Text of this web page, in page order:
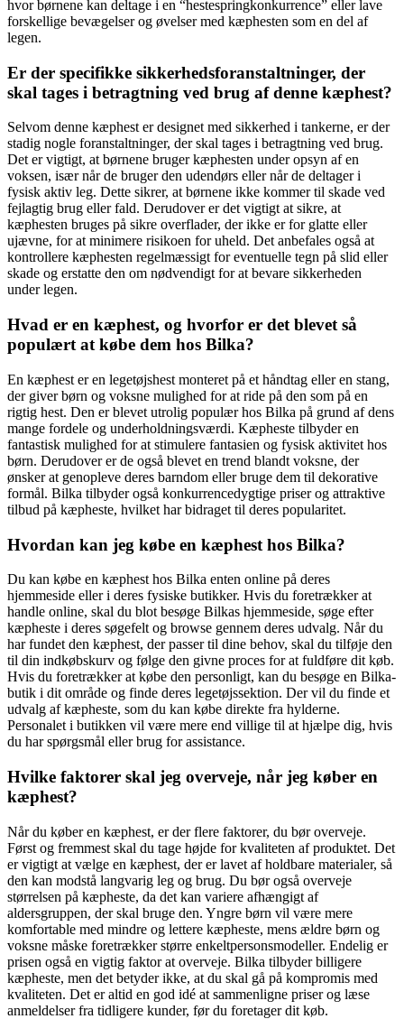
hvor børnene kan deltage i en “hestespringkonkurrence” eller lave
forskellige bevægelser og øvelser med kæphesten som en del af
legen.
Er der specifikke sikkerhedsforanstaltninger, der
skal tages i betragtning ved brug af denne kæphest?
Selvom denne kæphest er designet med sikkerhed i tankerne, er der
stadig nogle foranstaltninger, der skal tages i betragtning ved brug.
Det er vigtigt, at børnene bruger kæphesten under opsyn af en
voksen, især når de bruger den udendørs eller når de deltager i
fysisk aktiv leg. Dette sikrer, at børnene ikke kommer til skade ved
fejlagtig brug eller fald. Derudover er det vigtigt at sikre, at
kæphesten bruges på sikre overflader, der ikke er for glatte eller
ujævne, for at minimere risikoen for uheld. Det anbefales også at
kontrollere kæphesten regelmæssigt for eventuelle tegn på slid eller
skade og erstatte den om nødvendigt for at bevare sikkerheden
under legen.
Hvad er en kæphest, og hvorfor er det blevet så
populært at købe dem hos Bilka?
En kæphest er en legetøjshest monteret på et håndtag eller en stang,
der giver børn og voksne mulighed for at ride på den som på en
rigtig hest. Den er blevet utrolig populær hos Bilka på grund af dens
mange fordele og underholdningsværdi. Kæpheste tilbyder en
fantastisk mulighed for at stimulere fantasien og fysisk aktivitet hos
børn. Derudover er de også blevet en trend blandt voksne, der
ønsker at genopleve deres barndom eller bruge dem til dekorative
formål. Bilka tilbyder også konkurrencedygtige priser og attraktive
tilbud på kæpheste, hvilket har bidraget til deres popularitet.
Hvordan kan jeg købe en kæphest hos Bilka?
Du kan købe en kæphest hos Bilka enten online på deres
hjemmeside eller i deres fysiske butikker. Hvis du foretrækker at
handle online, skal du blot besøge Bilkas hjemmeside, søge efter
kæpheste i deres søgefelt og browse gennem deres udvalg. Når du
har fundet den kæphest, der passer til dine behov, skal du tilføje den
til din indkøbskurv og følge den givne proces for at fuldføre dit køb.
Hvis du foretrækker at købe den personligt, kan du besøge en Bilka-
butik i dit område og finde deres legetøjssektion. Der vil du finde et
udvalg af kæpheste, som du kan købe direkte fra hylderne.
Personalet i butikken vil være mere end villige til at hjælpe dig, hvis
du har spørgsmål eller brug for assistance.
Hvilke faktorer skal jeg overveje, når jeg køber en
kæphest?
Når du køber en kæphest, er der flere faktorer, du bør overveje.
Først og fremmest skal du tage højde for kvaliteten af produktet. Det
er vigtigt at vælge en kæphest, der er lavet af holdbare materialer, så
den kan modstå langvarig leg og brug. Du bør også overveje
størrelsen på kæpheste, da det kan variere afhængigt af
aldersgruppen, der skal bruge den. Yngre børn vil være mere
komfortable med mindre og lettere kæpheste, mens ældre børn og
voksne måske foretrækker større enkeltpersonsmodeller. Endelig er
prisen også en vigtig faktor at overveje. Bilka tilbyder billigere
kæpheste, men det betyder ikke, at du skal gå på kompromis med
kvaliteten. Det er altid en god idé at sammenligne priser og læse
anmeldelser fra tidligere kunder, før du foretager dit køb.